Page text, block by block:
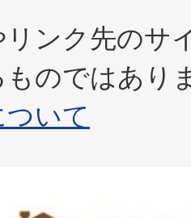
ンク先のサ
のではあり
いて